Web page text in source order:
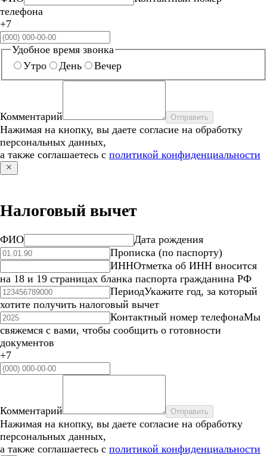
телефона
+7
Удобное время звонка
Утро
День Вечер
Комментарий Отправить
Нажимая на кнопку, вы даете согласие на обработку
персональных данных,
а также соглашаетесь с политикой конфиденциальности
Налоговый вычет
ФИО
Дата рождения
Прописка (по паспорту)
ИННОтметка об ИНН вносится
на 18 и 19 страницах бланка паспорта гражданина РФ
ПериодУкажите год, за который
хотите получить налоговый вычет
Контактный номер телефонаМы
свяжемся с вами, чтобы сообщить о готовности
документов
+7
Комментарий Отправить
Нажимая на кнопку, вы даете согласие на обработку
персональных данных,
а также соглашаетесь с политикой конфиденциальности